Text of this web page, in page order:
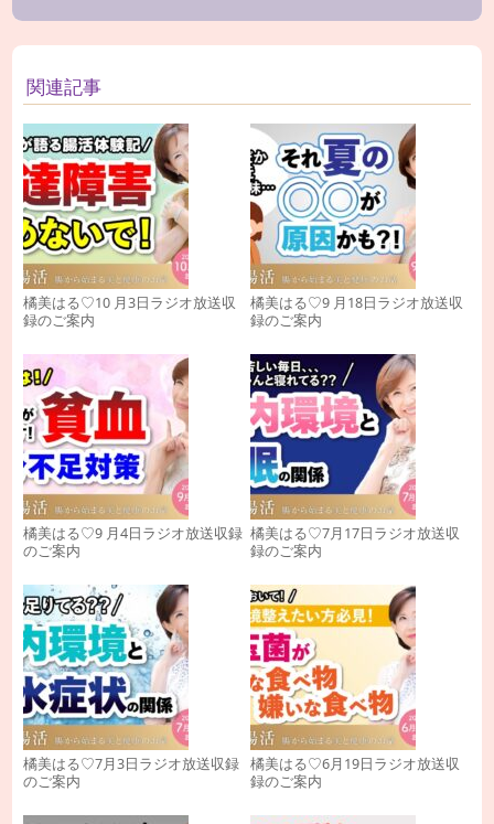
関連記事
橘美はる♡10 月3日ラジオ放送収
録のご案内
橘美はる♡9 月18日ラジオ放送収
録のご案内
橘美はる♡9 月4日ラジオ放送収録
のご案内
橘美はる♡7月17日ラジオ放送収
録のご案内
橘美はる♡7月3日ラジオ放送収録
のご案内
橘美はる♡6月19日ラジオ放送収
録のご案内